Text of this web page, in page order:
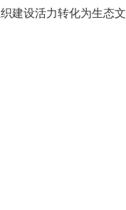
建设活力转化为生态